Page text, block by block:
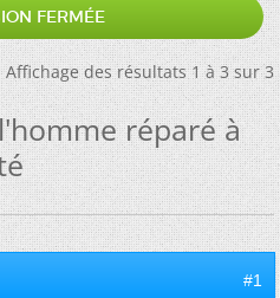
FERMÉE
Affichage des résultats 1 à 3 sur 3
réparé à
#1